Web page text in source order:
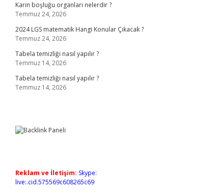
Karın boşluğu organları nelerdir ?
Temmuz 24, 2026
2024 LGS matematik Hangi Konular Çıkacak ?
Temmuz 24, 2026
Tabela temizliği nasıl yapılır ?
Temmuz 14, 2026
Tabela temizliği nasıl yapılır ?
Temmuz 14, 2026
Reklam ve İletişim: Skype:
live:.cid.575569c608265c69